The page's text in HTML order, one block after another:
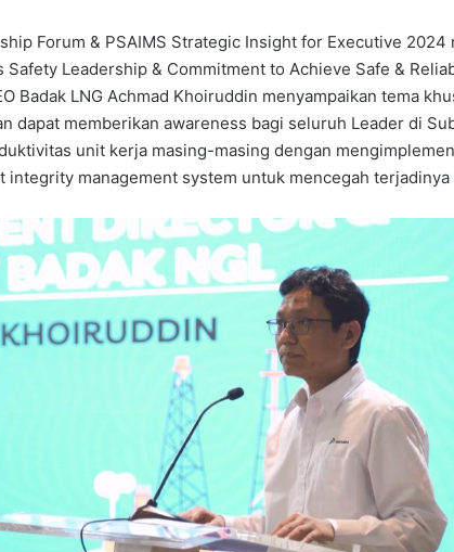
Forum & PSAIMS Strategic Insight for Executive
Leadership & Commitment to Achieve Safe &
Badak LNG Achmad Khoiruddin menyampaikan tema
dapat memberikan awareness bagi seluruh Leader di
unit kerja masing-masing dengan
integrity management system untuk mencegah terjadinya